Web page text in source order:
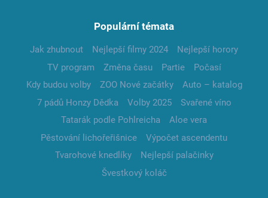
Populární témata
Jak zhubnout Nejlepší filmy 2024
Nejlepší horory
TV program
Změna času Partie
Počasí
Kdy budou volby
ZOO Nové začátky
Auto – katalog
7 pádů Honzy Dědka
Volby 2025
Svařené víno
Tatarák podle Pohlreicha
Aloe vera
Pěstování lichořeřišnice
Výpočet ascendentu
Tvarohové knedlíky
Nejlepší palačinky
Švestkový koláč